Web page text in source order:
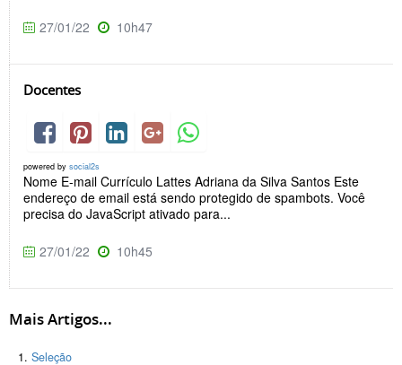
27/01/22 10h47
Docentes
powered by social2s
Nome E-mail Currículo Lattes Adriana da Silva Santos Este
endereço de email está sendo protegido de spambots. Você
precisa do JavaScript ativado para...
27/01/22 10h45
Mais Artigos...
Seleção